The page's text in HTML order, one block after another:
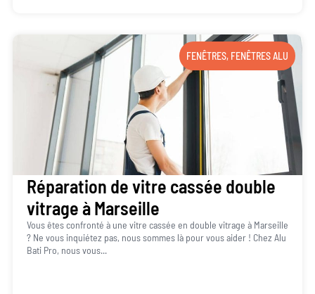
FENÊTRES, FENÊTRES ALU
Réparation de vitre cassée double
vitrage à Marseille
Vous êtes confronté à une vitre cassée en double vitrage à Marseille
? Ne vous inquiétez pas, nous sommes là pour vous aider ! Chez Alu
Bati Pro, nous vous...